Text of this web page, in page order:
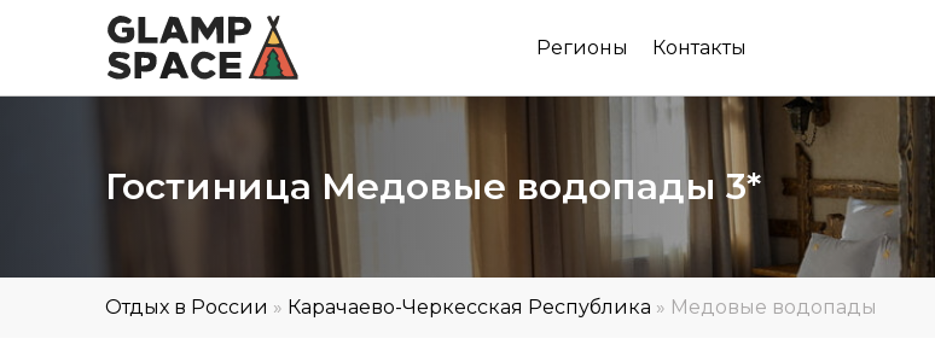
Регионы Контакты
Гостиница Медовые водопады 3*
Отдых в России » Карачаево-Черкесская Республика » Медовые водопады